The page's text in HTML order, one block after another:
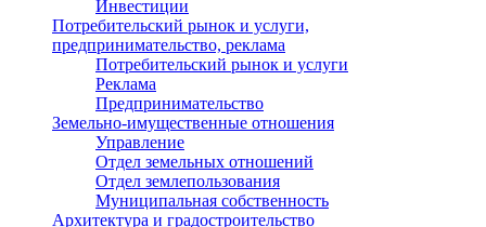
Инвестиции
Потребительский рынок и услуги,
предпринимательство, реклама
Потребительский рынок и услуги
Реклама
Предпринимательство
Земельно-имущественные отношения
Управление
Отдел земельных отношений
Отдел землепользования
Муниципальная собственность
Архитектура и градостроительство